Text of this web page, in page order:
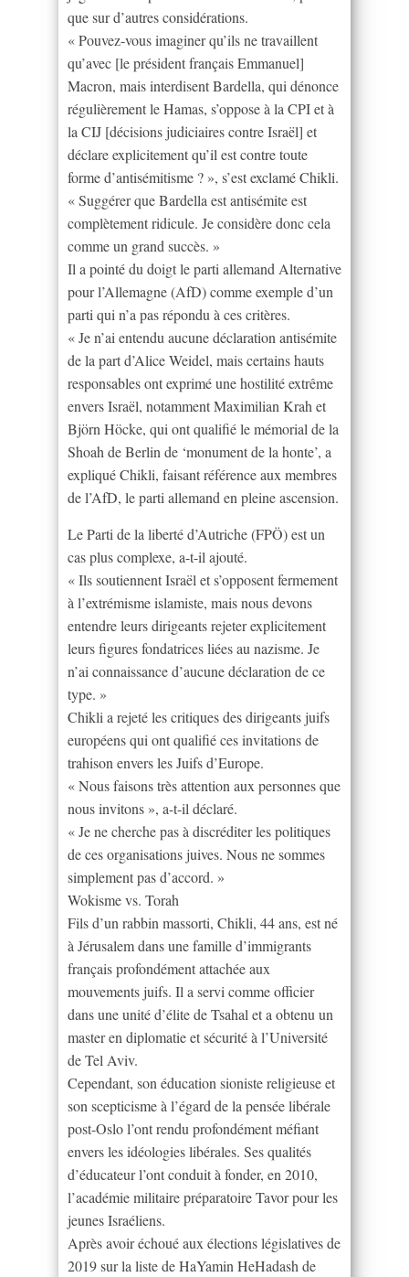
que sur d’autres considérations.
« Pouvez-vous imaginer qu’ils ne travaillent
qu’avec [le président français Emmanuel]
Macron, mais interdisent Bardella, qui dénonce
régulièrement le Hamas, s’oppose à la CPI et à
la CIJ [décisions judiciaires contre Israël] et
déclare explicitement qu’il est contre toute
forme d’antisémitisme ? », s’est exclamé Chikli.
« Suggérer que Bardella est antisémite est
complètement ridicule. Je considère donc cela
comme un grand succès. »
Il a pointé du doigt le parti allemand Alternative
pour l’Allemagne (AfD) comme exemple d’un
parti qui n’a pas répondu à ces critères.
« Je n’ai entendu aucune déclaration antisémite
de la part d’Alice Weidel, mais certains hauts
responsables ont exprimé une hostilité extrême
envers Israël, notamment Maximilian Krah et
Björn Höcke, qui ont qualifié le mémorial de la
Shoah de Berlin de ‘monument de la honte’, a
expliqué Chikli, faisant référence aux membres
de l’AfD, le parti allemand en pleine ascension.
Le Parti de la liberté d’Autriche (FPÖ) est un
cas plus complexe, a-t-il ajouté.
« Ils soutiennent Israël et s’opposent fermement
à l’extrémisme islamiste, mais nous devons
entendre leurs dirigeants rejeter explicitement
leurs figures fondatrices liées au nazisme. Je
n’ai connaissance d’aucune déclaration de ce
type. »
Chikli a rejeté les critiques des dirigeants juifs
européens qui ont qualifié ces invitations de
trahison envers les Juifs d’Europe.
« Nous faisons très attention aux personnes que
nous invitons », a-t-il déclaré.
« Je ne cherche pas à discréditer les politiques
de ces organisations juives. Nous ne sommes
simplement pas d’accord. »
Wokisme vs. Torah
Fils d’un rabbin massorti, Chikli, 44 ans, est né
à Jérusalem dans une famille d’immigrants
français profondément attachée aux
mouvements juifs. Il a servi comme officier
dans une unité d’élite de Tsahal et a obtenu un
master en diplomatie et sécurité à l’Université
de Tel Aviv.
Cependant, son éducation sioniste religieuse et
son scepticisme à l’égard de la pensée libérale
post-Oslo l’ont rendu profondément méfiant
envers les idéologies libérales. Ses qualités
d’éducateur l’ont conduit à fonder, en 2010,
l’académie militaire préparatoire Tavor pour les
jeunes Israéliens.
Après avoir échoué aux élections législatives de
2019 sur la liste de HaYamin HeHadash de